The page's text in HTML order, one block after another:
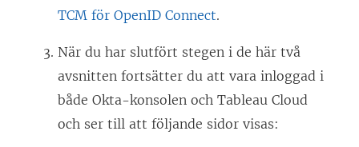
TCM för OpenID Connect.
När du har slutfört stegen i de här två
avsnitten fortsätter du att vara inloggad i
både Okta-konsolen och Tableau Cloud
och ser till att följande sidor visas: